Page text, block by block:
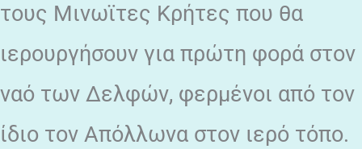
τους Μινωϊτες Κρήτες που θα
ιερουργήσουν για πρώτη φορά στον
ναό των Δελφών, φερμένοι από τον
ίδιο τον Απόλλωνα στον ιερό τόπο.